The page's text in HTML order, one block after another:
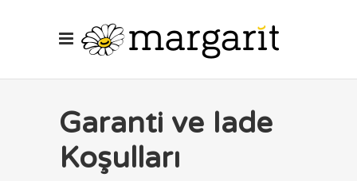
Garanti ve Iade
Koşulları